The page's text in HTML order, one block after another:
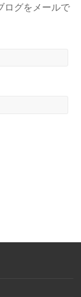
ログをメールで